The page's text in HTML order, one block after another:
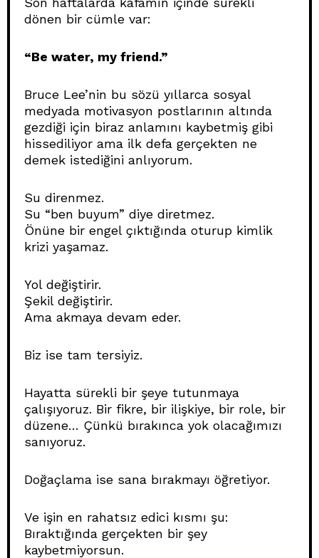
dönen bir cümle var:
“Be water, my friend.”
Bruce Lee’nin bu sözü yıllarca sosyal
medyada motivasyon postlarının altında
gezdiği için biraz anlamını kaybetmiş gibi
hissediliyor ama ilk defa gerçekten ne
demek istediğini anlıyorum.
Su direnmez.
Su “ben buyum” diye diretmez.
Önüne bir engel çıktığında oturup kimlik
krizi yaşamaz.
Yol değiştirir.
Şekil değiştirir.
Ama akmaya devam eder.
Biz ise tam tersiyiz.
Hayatta sürekli bir şeye tutunmaya
çalışıyoruz. Bir fikre, bir ilişkiye, bir role, bir
düzene… Çünkü bırakınca yok olacağımızı
sanıyoruz.
Doğaçlama ise sana bırakmayı öğretiyor.
Ve işin en rahatsız edici kısmı şu:
Bıraktığında gerçekten bir şey
kaybetmiyorsun.